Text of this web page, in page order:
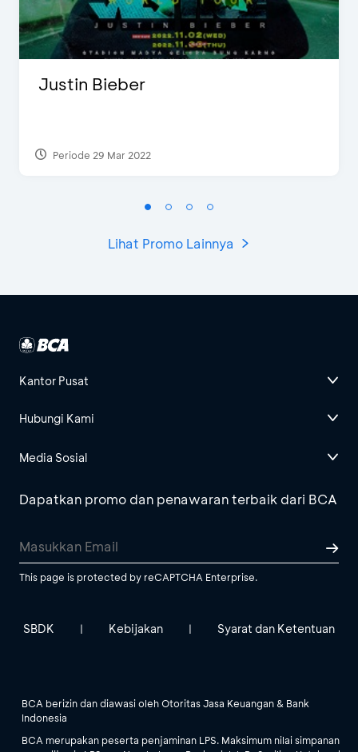
Justin Bieber
Periode 29 Mar 2022
Lihat Promo Lainnya
Kantor Pusat
Hubungi Kami
Media Sosial
Dapatkan promo dan penawaran terbaik dari BCA
This page is protected by reCAPTCHA Enterprise.
SBDK | Kebijakan | Syarat dan Ketentuan
BCA berizin dan diawasi oleh Otoritas Jasa Keuangan & Bank
Indonesia
BCA merupakan peserta penjaminan LPS. Maksimum nilai simpanan